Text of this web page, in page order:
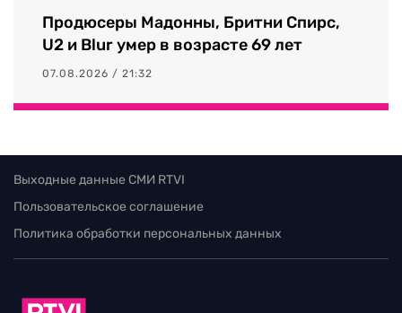
Продюсеры Мадонны, Бритни Спирс,
U2 и Blur умер в возрасте 69 лет
07.08.2026 / 21:32
Выходные данные СМИ RTVI
Пользовательское соглашение
Политика обработки персональных данных